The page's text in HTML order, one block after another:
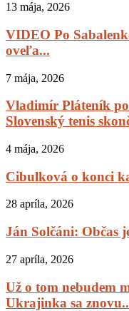
13 mája, 2026
VIDEO Po
oveľa...
7 mája, 2026
Vladimír Pláteník
Slovenský tenis
4 mája, 2026
Cibulková o konci
28 apríla, 2026
Ján Solčáni: Občas
27 apríla, 2026
Už o tom nebudem
Ukrajinka sa